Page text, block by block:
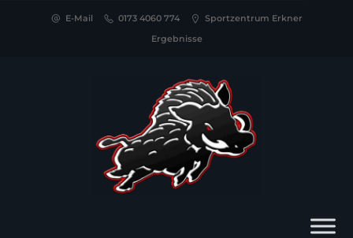
E-Mail 0173 4060 774
Sportzentrum Erkner
Ergebnisse